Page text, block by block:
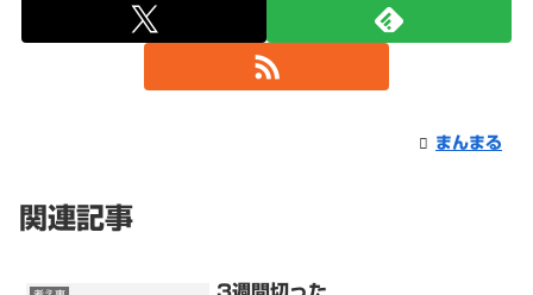
まんまる
関連記事